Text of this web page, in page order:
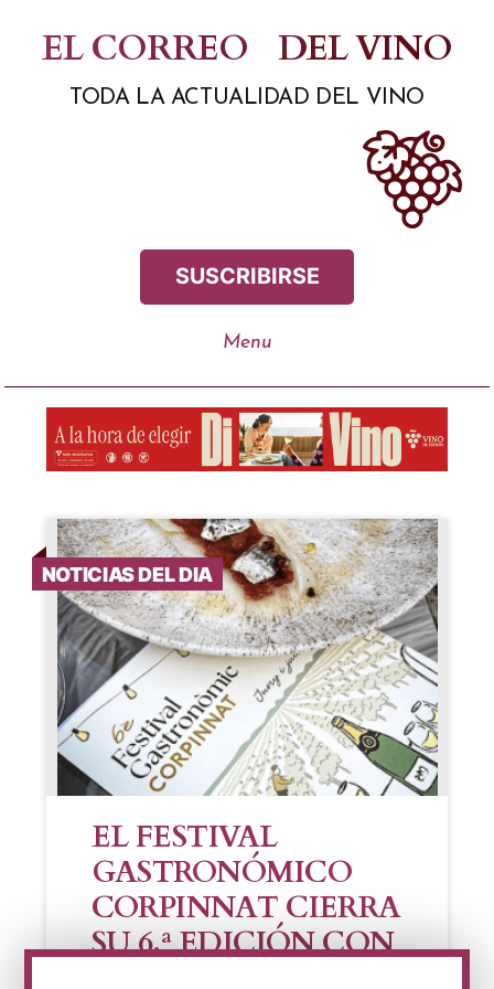
contenido
EL CORREO DEL VINO
TODA LA ACTUALIDAD DEL VINO
SUSCRIBIRSE
NOTICIAS DEL DIA
EL FESTIVAL
GASTRONÓMICO
CORPINNAT CIERRA
SU 6.ª EDICIÓN CON